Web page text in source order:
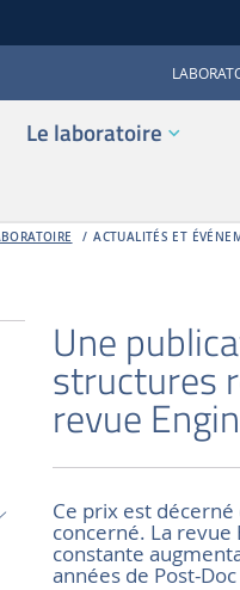
Le laboratoire
ACTUALITÉS ET
Une
structures
revue
Ce prix est
concerné. La
constante
années de Post-